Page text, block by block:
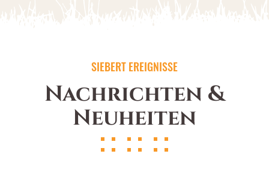
SIEBERT EREIGNISSE
Nachrichten &
Neuheiten